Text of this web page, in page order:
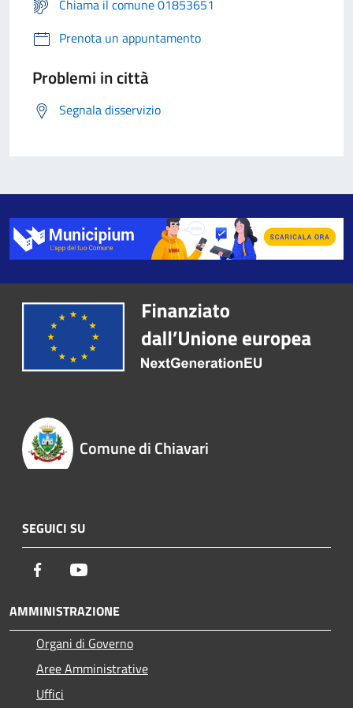
Chiama il comune 01853651
Prenota un appuntamento
Problemi in città
Segnala disservizio
Comune di Chiavari
SEGUICI SU
Facebook
AMMINISTRAZIONE
Organi di Governo
Aree Amministrative
Uffici